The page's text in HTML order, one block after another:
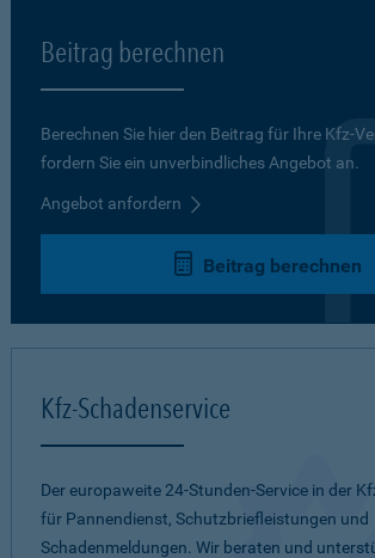
Beitrag berechnen
Berechnen Sie hier den Beitrag für Ihre Kfz-
fordern Sie ein unverbindliches Angebot an.
Angebot anfordern
Beitrag berechnen
Kfz-Schadenservice
Der europaweite 24-Stunden-Service in der
für Pannendienst, Schutzbriefleistungen und
Schadenmeldungen. Wir beraten und